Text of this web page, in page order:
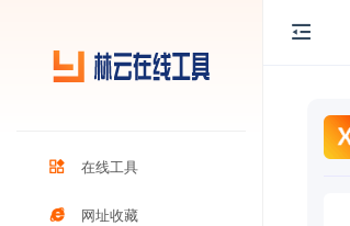
在线工具
网址收藏